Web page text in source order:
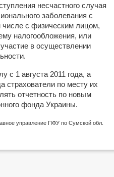
несчастного случая
заболевания с
с физическим лицом,
налогообложения, или
в осуществлении
с 1 августа 2011 года, а
страхователи по месту их
отчетность по новым
фонда Украины.
управление ПФУ по Сумской обл.